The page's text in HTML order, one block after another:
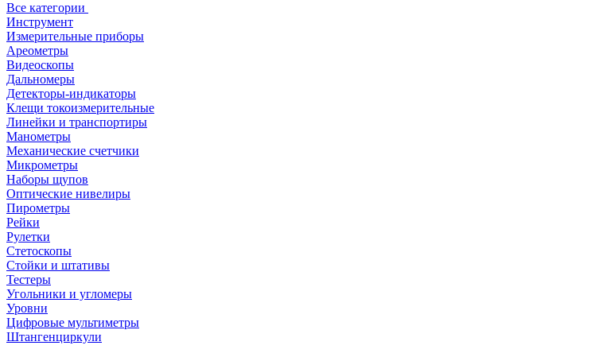
Все категории
Инструмент
Измерительные приборы
Ареометры
Видеоскопы
Дальномеры
Детекторы-индикаторы
Клещи токоизмерительные
Линейки и транспортиры
Манометры
Механические счетчики
Микрометры
Наборы щупов
Оптические нивелиры
Пирометры
Рейки
Рулетки
Стетоскопы
Стойки и штативы
Тестеры
Угольники и угломеры
Уровни
Цифровые мультиметры
Штангенциркули